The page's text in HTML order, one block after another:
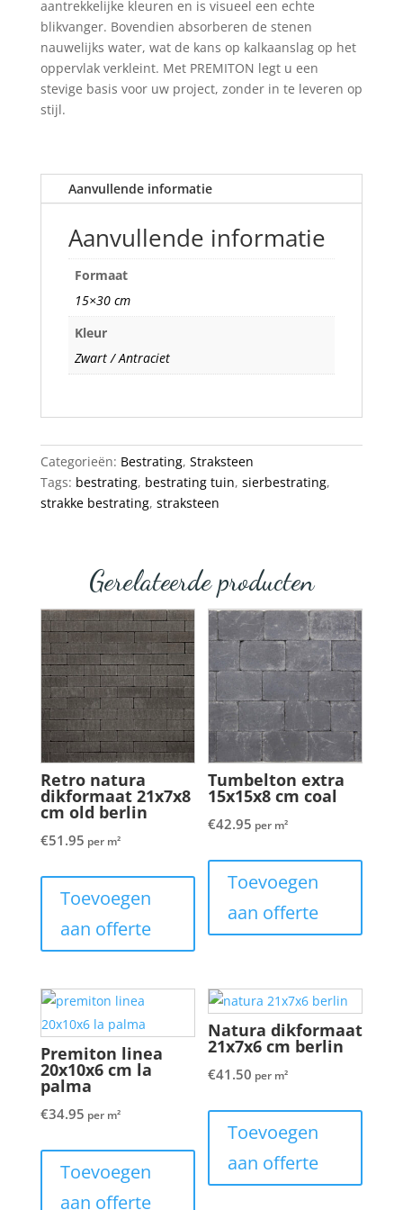
aantrekkelijke kleuren en is visueel een echte
blikvanger. Bovendien absorberen de stenen
nauwelijks water, wat de kans op kalkaanslag op het
oppervlak verkleint. Met PREMITON legt u een
stevige basis voor uw project, zonder in te leveren op
stijl.
Aanvullende informatie
Aanvullende informatie
Formaat
15×30 cm
Kleur
Zwart / Antraciet
Categorieën: Bestrating, Straksteen
Tags: bestrating, bestrating tuin, sierbestrating,
strakke bestrating, straksteen
Gerelateerde producten
Retro natura
dikformaat 21x7x8
cm old berlin
€51.95 per m²
Toevoegen
aan offerte
Tumbelton extra
15x15x8 cm coal
€42.95 per m²
Toevoegen
aan offerte
Premiton linea
20x10x6 cm la
palma
€34.95 per m²
Toevoegen
aan offerte
Natura dikformaat
21x7x6 cm berlin
€41.50 per m²
Toevoegen
aan offerte